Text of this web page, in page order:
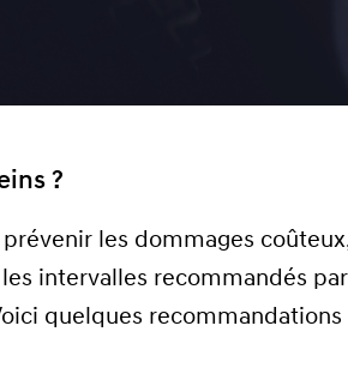
?
les dommages
intervalles recommandés
quelques recommandations